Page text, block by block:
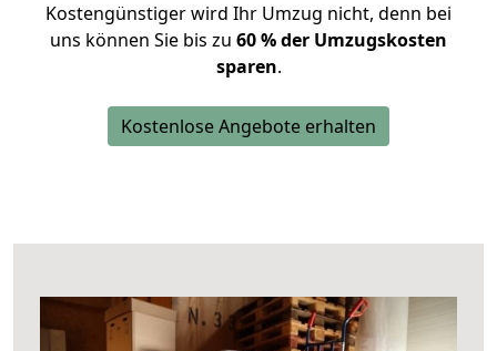
Kostengünstiger wird Ihr Umzug nicht, denn bei
uns können Sie bis zu 60 % der Umzugskosten
sparen.
Kostenlose Angebote erhalten